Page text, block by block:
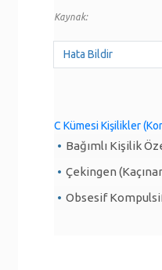
Kaynak:
Hata Bildir
C Kümesi Kişilikler
Bağımlı Kişilik
Çekingen
Obsesif